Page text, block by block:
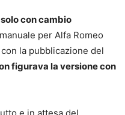
con cambio
per Alfa Romeo
la pubblicazione del
figurava la versione con
e in attesa del